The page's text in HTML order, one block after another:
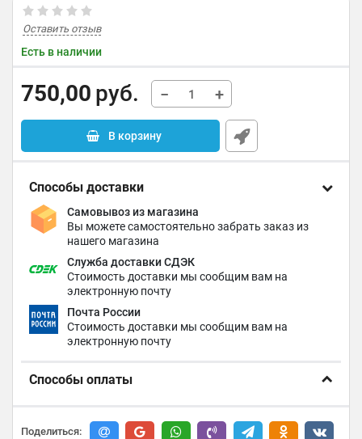
Оставить отзыв
Есть в наличии
750,00 руб. − +
В корзину
Способы доставки
Самовывоз из магазина
Вы можете самостоятельно забрать заказ из
нашего магазина
Служба доставки СДЭК
Стоимость доставки мы сообщим вам на
электронную почту
Почта России
Стоимость доставки мы сообщим вам на
электронную почту
Способы оплаты
Поделиться: